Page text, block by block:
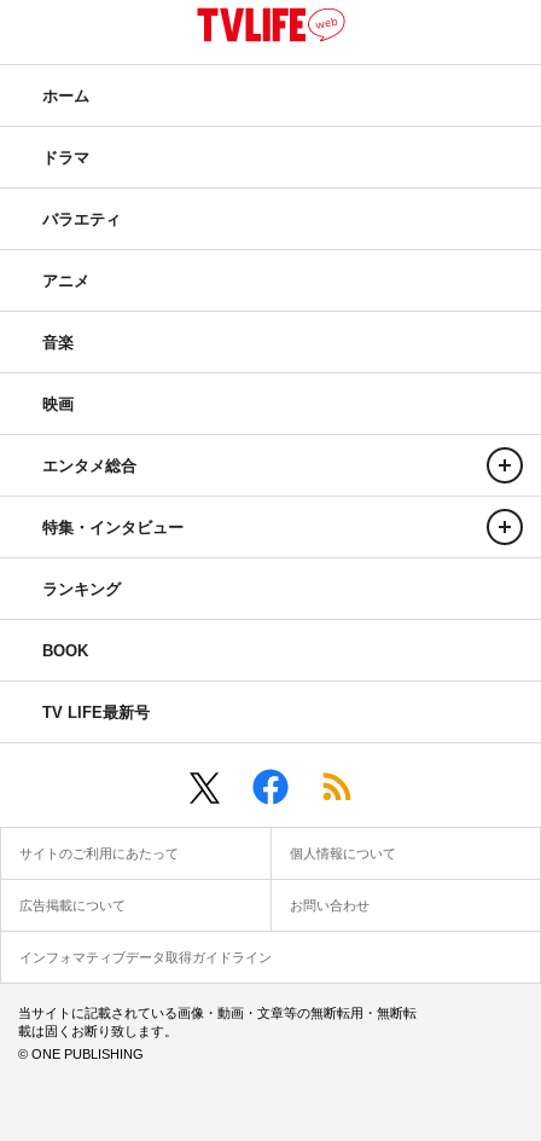
ホーム
ドラマ
バラエティ
アニメ
音楽
映画
エンタメ総合
特集・インタビュー
ランキング
BOOK
TV LIFE最新号
サイトのご利用にあたって 個人情報について
広告掲載について お問い合わせ
インフォマティブデータ取得ガイドライン
当サイトに記載されている画像・動画・文章等の無断転用・無断転
載は固くお断り致します。
© ONE PUBLISHING